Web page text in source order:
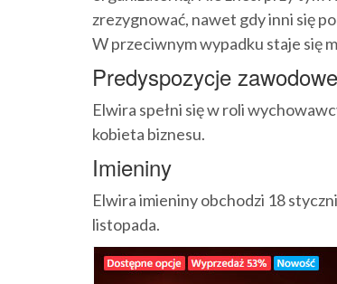
zrezygnować, nawet gdy inni się
W przeciwnym wypadku staje się
Predyspozycje zawodowe
Elwira spełni się w roli
kobieta biznesu.
Imieniny
Elwira imieniny obchodzi 18
listopada.